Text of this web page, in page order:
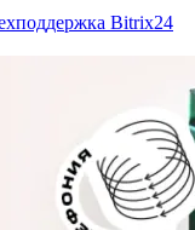
Bitrix24